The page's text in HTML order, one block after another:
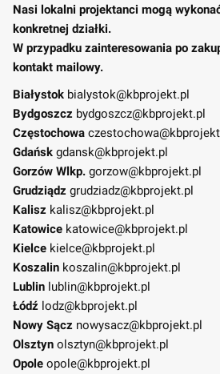
Nasi lokalni projektanci mogą
konkretnej działki.
W przypadku zainteresowania po
kontakt mailowy.
Białystok bialystok@kbprojekt.pl
Bydgoszcz bydgoszcz@kbprojekt.pl
Częstochowa
Gdańsk gdansk@kbprojekt.pl
Gorzów Wlkp. gorzow@kbprojekt.pl
Grudziądz grudziadz@kbprojekt.pl
Kalisz kalisz@kbprojekt.pl
Katowice katowice@kbprojekt.pl
Kielce kielce@kbprojekt.pl
Koszalin koszalin@kbprojekt.pl
Lublin lublin@kbprojekt.pl
Łódź lodz@kbprojekt.pl
Nowy Sącz nowysacz@kbprojekt.pl
Olsztyn olsztyn@kbprojekt.pl
Opole opole@kbprojekt.pl